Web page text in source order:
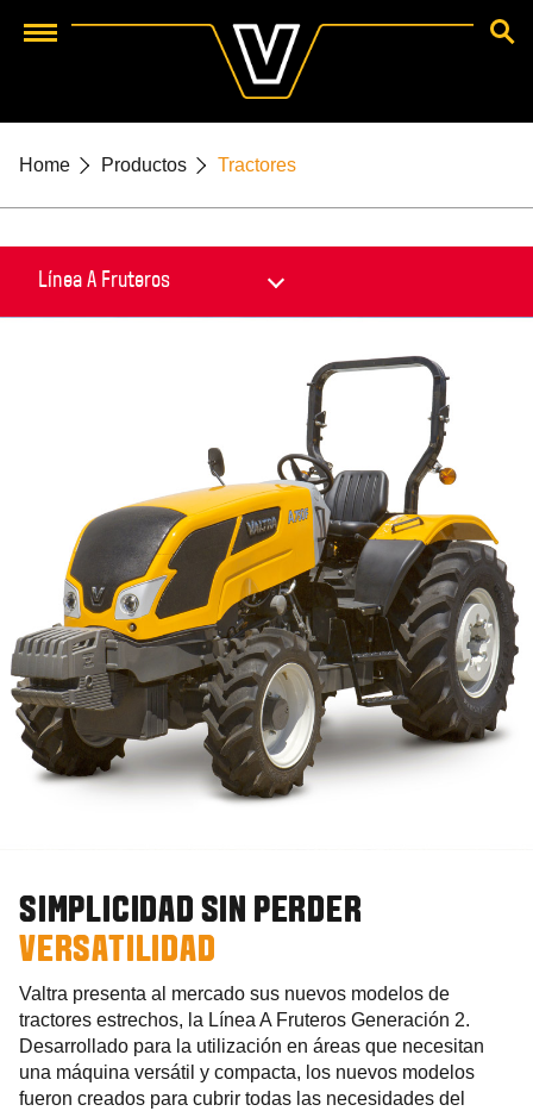
Menu
Home Productos Tractores
SIMPLICIDAD SIN PERDER
VERSATILIDAD
Valtra presenta al mercado sus nuevos modelos de
tractores estrechos, la Línea A Fruteros Generación 2.
Desarrollado para la utilización en áreas que necesitan
una máquina versátil y compacta, los nuevos modelos
fueron creados para cubrir todas las necesidades del